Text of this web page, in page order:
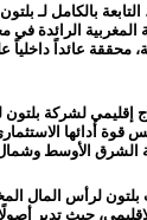
بالكامل لـ
الرائدة في
إقليمي لشركة بلتون
أدائها الاستثماري
الشرق الأوسط وشمال
في عام 2023، برزت بلتون لرأس